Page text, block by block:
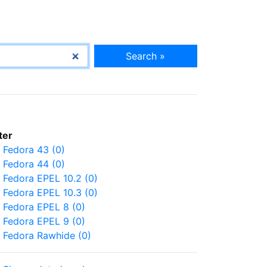
Search »
Fedora 43 (0)
Fedora 44 (0)
Fedora EPEL 10.2 (0)
Fedora EPEL 10.3 (0)
Fedora EPEL 8 (0)
Fedora EPEL 9 (0)
Fedora Rawhide (0)